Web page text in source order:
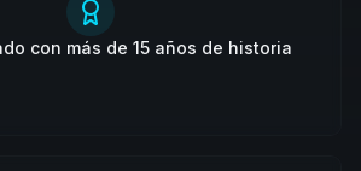
con más de 15 años de historia